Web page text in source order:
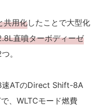
共用化したことで大型化
直噴ターボディーゼ
。
速ATのDirect Shift-8A
、WLTCモード燃費